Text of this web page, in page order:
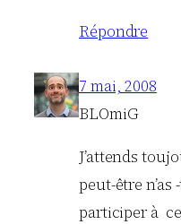
Répondre
7 mai, 2008
BLOmiG
J’attends
peut-être
participer à